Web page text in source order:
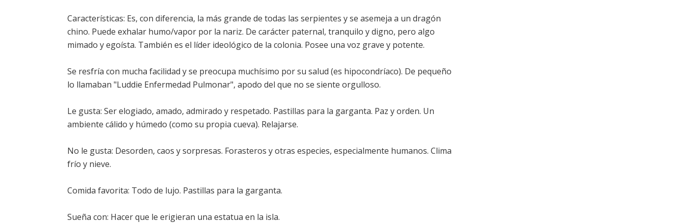
Características: Es, con diferencia, la más grande de todas las serpientes y se asemeja a un dragón
chino. Puede exhalar humo/vapor por la nariz. De carácter paternal, tranquilo y digno, pero algo
mimado y egoísta. También es el líder ideológico de la colonia. Posee una voz grave y potente.
Se resfría con mucha facilidad y se preocupa muchísimo por su salud (es hipocondríaco). De pequeño
lo llamaban "Luddie Enfermedad Pulmonar", apodo del que no se siente orgulloso.
Le gusta: Ser elogiado, amado, admirado y respetado. Pastillas para la garganta. Paz y orden. Un
ambiente cálido y húmedo (como su propia cueva). Relajarse.
No le gusta: Desorden, caos y sorpresas. Forasteros y otras especies, especialmente humanos. Clima
frío y nieve.
Comida favorita: Todo de lujo. Pastillas para la garganta.
Sueña con: Hacer que le erigieran una estatua en la isla.